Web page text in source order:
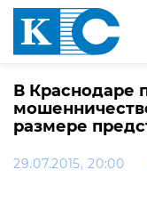
В Краснодаре
размере
29.07.2015, 20:00